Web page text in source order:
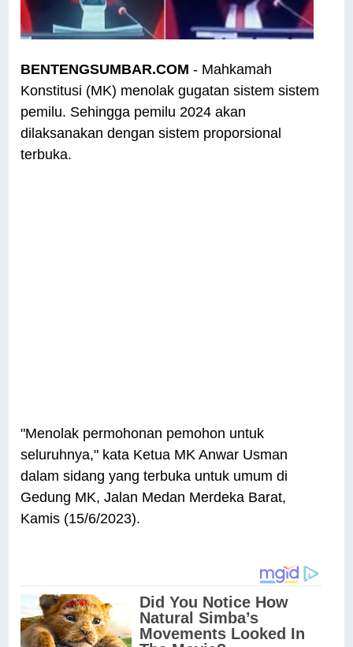
BENTENGSUMBAR.COM - Mahkamah
Konstitusi (MK) menolak gugatan sistem sistem
pemilu. Sehingga pemilu 2024 akan
dilaksanakan dengan sistem proporsional
terbuka.
"Menolak permohonan pemohon untuk
seluruhnya," kata Ketua MK Anwar Usman
dalam sidang yang terbuka untuk umum di
Gedung MK, Jalan Medan Merdeka Barat,
Kamis (15/6/2023).